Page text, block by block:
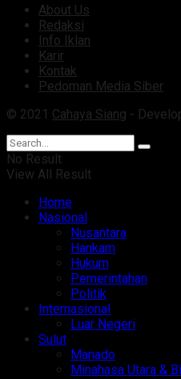
About Us
Redaksi
Info Iklan
Karir
Kontak
Pedoman Media Siber
© 2021 Cahaya Siang -
No Result
View All Result
Home
Nasional
Nusantara
Hankam
Hukum
Pemerintahan
Politik
Internasional
Luar Negeri
Sulut
Manado
Minahasa Utara &